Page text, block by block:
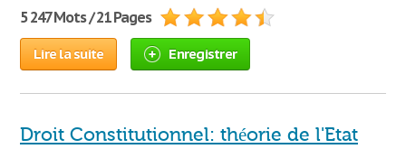
5 247 Mots / 21 Pages
Lire la suite Enregistrer
Droit Constitutionnel: théorie de l'Etat